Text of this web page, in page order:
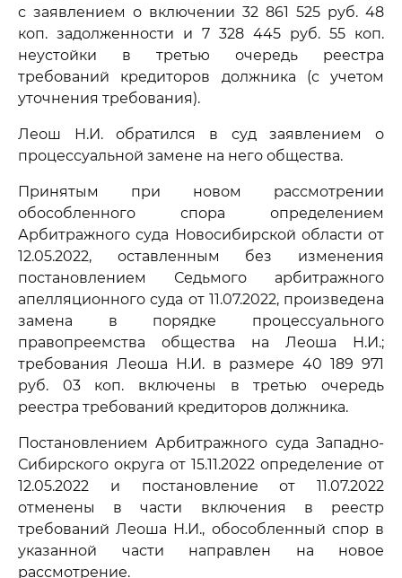
с заявлением о включении 32 861 525 руб. 48
коп. задолженности и 7 328 445 руб. 55 коп.
неустойки в третью очередь реестра
требований кредиторов должника (с учетом
уточнения требования).
Леош Н.И. обратился в суд заявлением о
процессуальной замене на него общества.
Принятым при новом рассмотрении
обособленного спора определением
Арбитражного суда Новосибирской области от
12.05.2022, оставленным без изменения
постановлением Седьмого арбитражного
апелляционного суда от 11.07.2022, произведена
замена в порядке процессуального
правопреемства общества на Леоша Н.И.;
требования Леоша Н.И. в размере 40 189 971
руб. 03 коп. включены в третью очередь
реестра требований кредиторов должника.
Постановлением Арбитражного суда Западно-
Сибирского округа от 15.11.2022 определение от
12.05.2022 и постановление от 11.07.2022
отменены в части включения в реестр
требований Леоша Н.И., обособленный спор в
указанной части направлен на новое
рассмотрение.